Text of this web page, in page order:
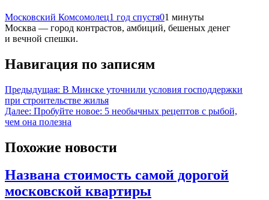
Московский Комсомолец1 год спустя01 минуты
Москва — город контрастов, амбиций, бешеных денег
и вечной спешки.
Навигация по записям
Предыдущая: В Минске уточнили условия господдержки
при строительстве жилья
Далее: Пробуйте новое: 5 необычных рецептов с рыбой,
чем она полезна
Похожие новости
Названа стоимость самой дорогой
московской квартиры